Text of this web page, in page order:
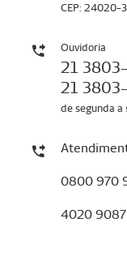
CEP: 24020-
Ouvidoria
21
21
de segunda a
0800 970
4020 9087